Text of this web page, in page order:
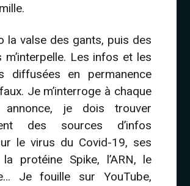
la valse des gants, puis des
m’interpelle. Les infos et les
diffusées en permanence
Je m’interroge à chaque
annonce, je dois trouver
des sources d’infos
le virus du Covid-19, ses
la protéine Spike, l’ARN, le
Je fouille sur YouTube,